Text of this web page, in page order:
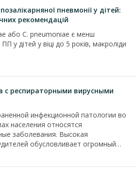
пневмонії у дітей:
рекомендацій
або С. pneumoniae є менш
у дітей у віці до 5 років, макроліди
с респираторными вирусными
инфекционной патологии во
населения относятся
заболевания. Высокая
обусловливает огромный